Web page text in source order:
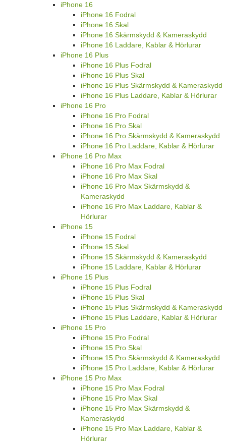
iPhone 16
iPhone 16 Fodral
iPhone 16 Skal
iPhone 16 Skärmskydd & Kameraskydd
iPhone 16 Laddare, Kablar & Hörlurar
iPhone 16 Plus
iPhone 16 Plus Fodral
iPhone 16 Plus Skal
iPhone 16 Plus Skärmskydd & Kameraskydd
iPhone 16 Plus Laddare, Kablar & Hörlurar
iPhone 16 Pro
iPhone 16 Pro Fodral
iPhone 16 Pro Skal
iPhone 16 Pro Skärmskydd & Kameraskydd
iPhone 16 Pro Laddare, Kablar & Hörlurar
iPhone 16 Pro Max
iPhone 16 Pro Max Fodral
iPhone 16 Pro Max Skal
iPhone 16 Pro Max Skärmskydd &
Kameraskydd
iPhone 16 Pro Max Laddare, Kablar &
Hörlurar
iPhone 15
iPhone 15 Fodral
iPhone 15 Skal
iPhone 15 Skärmskydd & Kameraskydd
iPhone 15 Laddare, Kablar & Hörlurar
iPhone 15 Plus
iPhone 15 Plus Fodral
iPhone 15 Plus Skal
iPhone 15 Plus Skärmskydd & Kameraskydd
iPhone 15 Plus Laddare, Kablar & Hörlurar
iPhone 15 Pro
iPhone 15 Pro Fodral
iPhone 15 Pro Skal
iPhone 15 Pro Skärmskydd & Kameraskydd
iPhone 15 Pro Laddare, Kablar & Hörlurar
iPhone 15 Pro Max
iPhone 15 Pro Max Fodral
iPhone 15 Pro Max Skal
iPhone 15 Pro Max Skärmskydd &
Kameraskydd
iPhone 15 Pro Max Laddare, Kablar &
Hörlurar